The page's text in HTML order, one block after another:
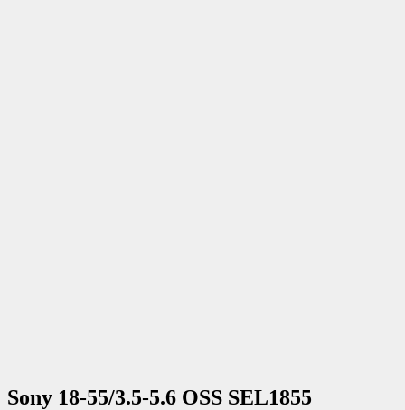
Sony 18-55/3.5-5.6 OSS SEL1855